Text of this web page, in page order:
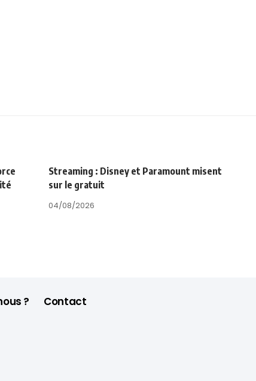
Streaming : Disney et Paramount misent
sur le gratuit
04/08/2026
? Contact